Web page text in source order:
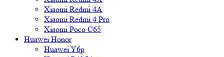
Xiaomi Redmi 4A
Xiaomi Redmi 4 Pro
Xiaomi Poco C65
Huawei Honor
Huawei Y6p